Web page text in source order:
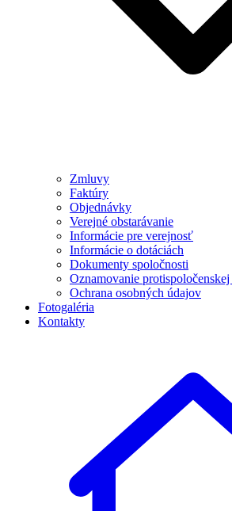
Zmluvy
Faktúry
Objednávky
Verejné obstarávanie
Informácie pre verejnosť
Informácie o dotáciách
Dokumenty spoločnosti
Oznamovanie
Ochrana osobných údajov
Fotogaléria
Kontakty